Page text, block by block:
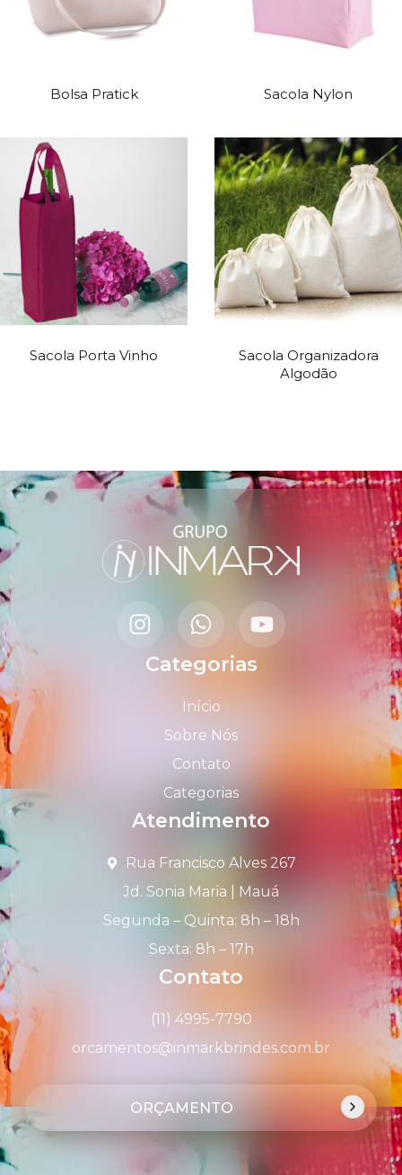
Bolsa Pratick Sacola Nylon
Sacola Porta Vinho
Sacola Organizadora
Algodão
Categorias
Início
Sobre Nós
Contato
Categorias
Atendimento
Rua Francisco Alves 267
Jd. Sonia Maria | Mauá
Segunda – Quinta: 8h – 18h
Sexta: 8h – 17h
Contato
(11) 4995-7790
orcamentos@inmarkbrindes.com.br
ORÇAMENTO